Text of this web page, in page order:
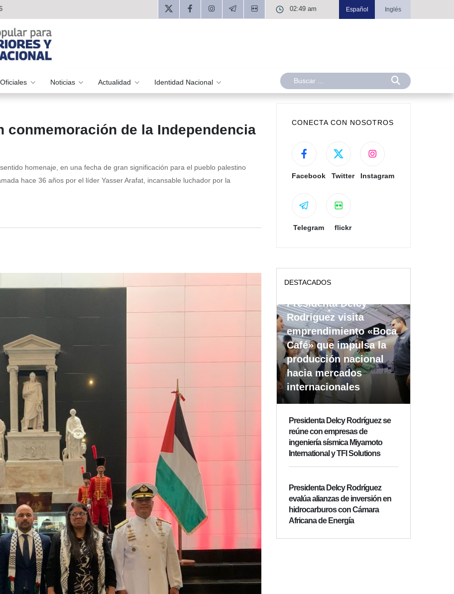
02:49 am Español Inglés
Noticias Actualidad Identidad Nacional
conmemoración de la Independencia
homenaje, en una fecha de gran significación para el pueblo palestino
hace 36 años por el líder Yasser Arafat, incansable luchador por la
CONECTA CON NOSOTROS
Facebook Twitter Instagram
Telegram flickr
DESTACADOS
Presidenta Delcy
Rodríguez visita
emprendimiento «Boca
Café» que impulsa la
producción nacional
hacia mercados
internacionales
Presidenta Delcy Rodríguez se
reúne con empresas de
ingeniería sísmica Miyamoto
International y TFI Solutions
Presidenta Delcy Rodríguez
evalúa alianzas de inversión en
hidrocarburos con Cámara
Africana de Energía